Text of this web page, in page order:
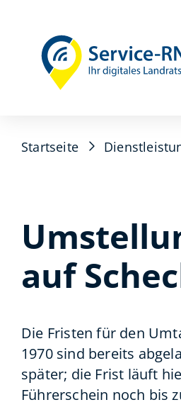
Startseite
auf
Die Fristen für den
1970 sind bereits
später; die Frist läuft
Führerschein noch bis